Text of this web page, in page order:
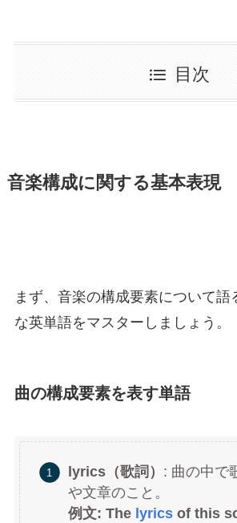
目次
音楽構成に関する基本表現
まず、音楽の構成要素について語
な英単語をマスターしましょう。
曲の構成要素を表す単語
lyrics（歌詞） : 曲の中で
や文章のこと。
例文: The lyrics of this